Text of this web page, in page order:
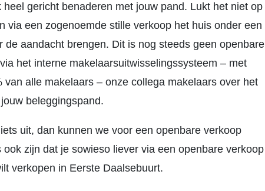
gericht benaderen met jouw pand. Lukt het niet op
via een zogenoemde stille verkoop het huis onder een
de aandacht brengen. Dit is nog steeds geen openbare
het interne makelaarsuitwisselingssysteem – met
van alle makelaars – onze collega makelaars over het
beleggingspand.
uit, dan kunnen we voor een openbare verkoop
zijn dat je sowieso liever via een openbare verkoop
verkopen in Eerste Daalsebuurt.